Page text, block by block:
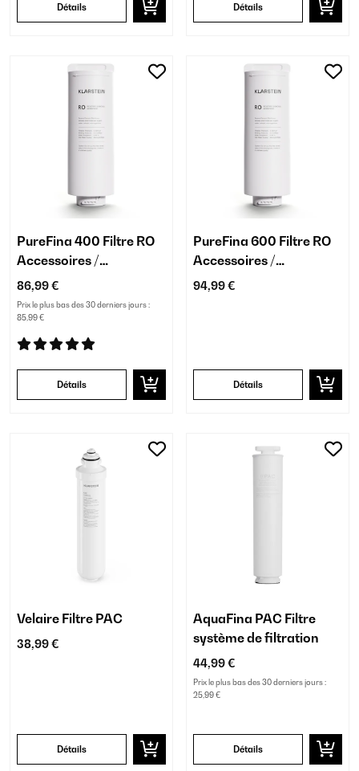
Détails Détails
PureFina 400 Filtre RO
Accessoires /
Remplacement
86,99 €
Prix le plus bas des 30 derniers jours :
85,99 €
Détails
PureFina 600 Filtre RO
Accessoires /
Remplacement
94,99 €
Détails
Velaire Filtre PAC
38,99 €
Détails
AquaFina PAC Filtre
système de filtration
44,99 €
Prix le plus bas des 30 derniers jours :
25,99 €
Détails